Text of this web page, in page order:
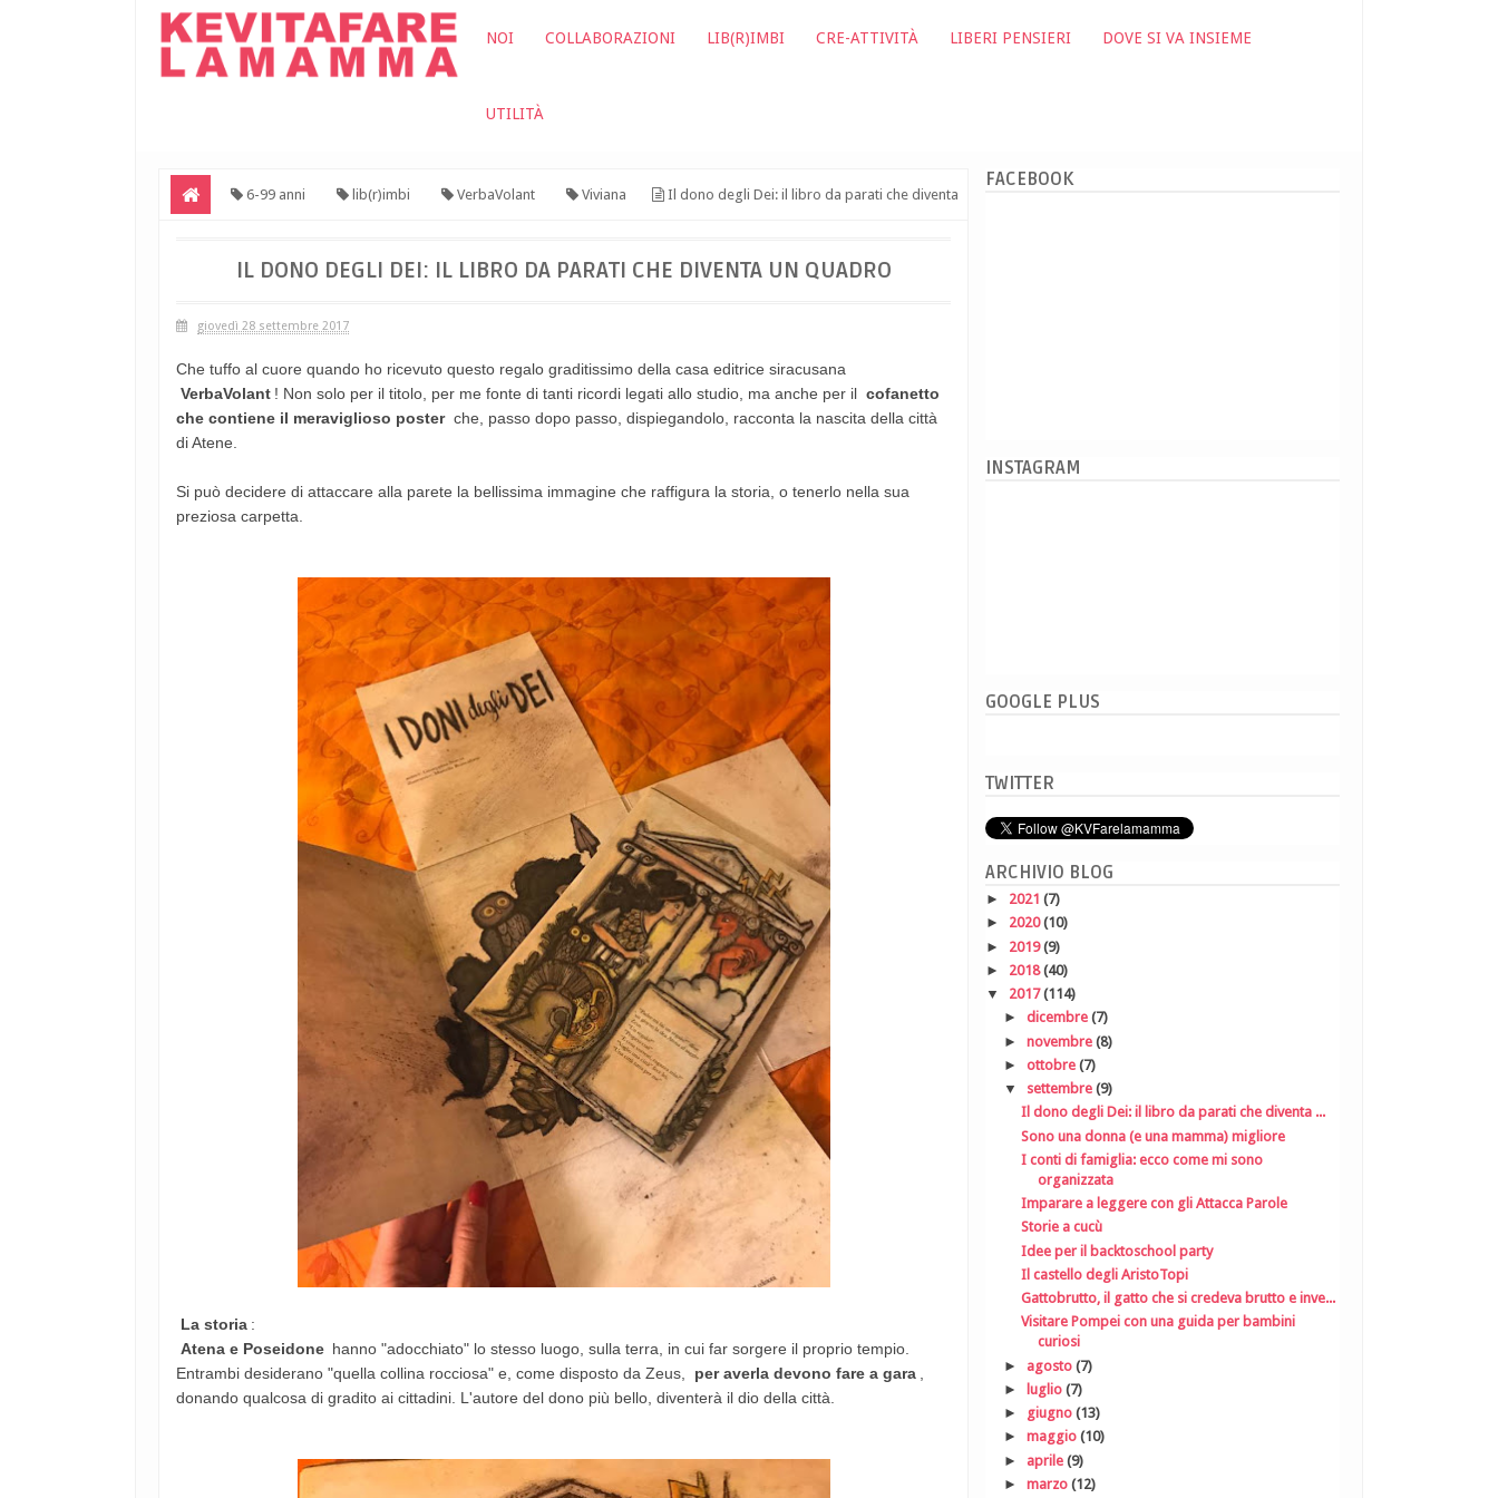
NOI COLLABORAZIONI LIB(R)IMBI CRE-ATTIVITÀ LIBERI PENSIERI DOVE SI VA INSIEME
UTILITÀ
6-99 anni lib(r)imbi VerbaVolant Viviana Il dono degli Dei: il libro da parati che diventa
IL DONO DEGLI DEI: IL LIBRO DA PARATI CHE DIVENTA UN QUADRO
giovedì 28 settembre 2017
Che tuffo al cuore quando ho ricevuto questo regalo graditissimo della casa editrice siracusana
VerbaVolant ! Non solo per il titolo, per me fonte di tanti ricordi legati allo studio, ma anche per il cofanetto
che contiene il meraviglioso poster che, passo dopo passo, dispiegandolo, racconta la nascita della città
di Atene.
Si può decidere di attaccare alla parete la bellissima immagine che raffigura la storia, o tenerlo nella sua
preziosa carpetta.
La storia :
Atena e Poseidone hanno "adocchiato" lo stesso luogo, sulla terra, in cui far sorgere il proprio tempio.
Entrambi desiderano "quella collina rocciosa" e, come disposto da Zeus,
per averla devono fare a gara ,
donando qualcosa di gradito ai cittadini. L'autore del dono più bello, diventerà il dio della città.
FACEBOOK
INSTAGRAM
GOOGLE PLUS
TWITTER
ARCHIVIO BLOG
► 2021 (7)
► 2020(10)
► 2019(9)
► 2018(40)
▼ 2017(114)
► dicembre (7)
► novembre (8)
► ottobre (7)
▼ settembre (9)
Il dono degli Dei: il libro da parati che diventa ...
Sono una donna (e una mamma) migliore
I conti di famiglia: ecco come mi sono
organizzata
Imparare a leggere con gli Attacca Parole
Storie a cucù
Idee per il backtoschool party
Il castello degli AristoTopi
Gattobrutto, il gatto che si credeva brutto e inve...
Visitare Pompei con una guida per bambini
curiosi
► agosto (7)
►
luglio (7)
► giugno (13)
► maggio (10)
► aprile (9)
► marzo (12)